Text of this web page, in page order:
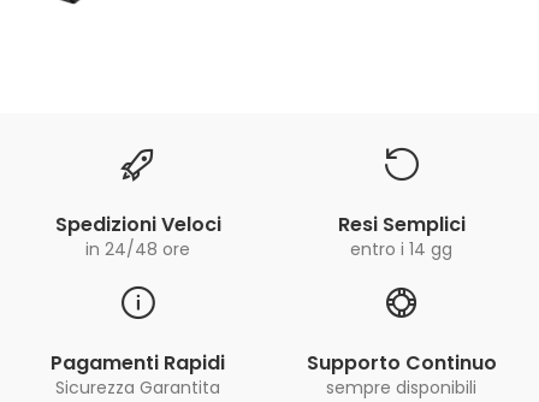
Spedizioni Veloci
in 24/48 ore
Resi Semplici
entro i 14 gg
Pagamenti Rapidi
Sicurezza Garantita
Supporto Continuo
sempre disponibili